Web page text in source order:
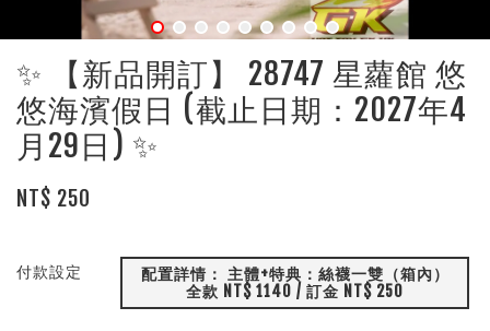
✨ 【新品開訂】 28747 星蘿館 悠
悠海濱假日 (截止日期：2027年4
月29日) ✨
NT$ 250
付款設定
配置詳情： 主體+特典：絲襪一雙（箱內）
全款 NT$ 1140 / 訂金 NT$ 250